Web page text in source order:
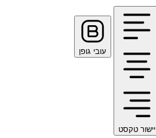
יישור טקסט
עובי גופן